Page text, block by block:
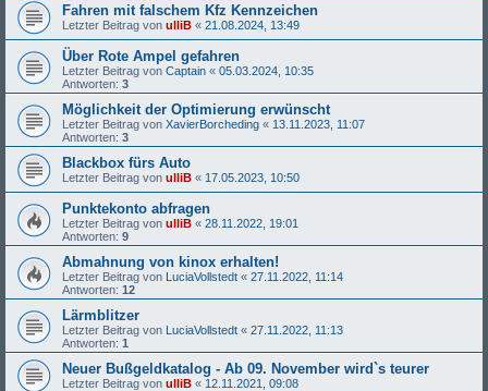
Fahren mit falschem Kfz Kennzeichen
Letzter Beitrag von ulliB « 21.08.2024, 13:49
Über Rote Ampel gefahren
Letzter Beitrag von Captain « 05.03.2024, 10:35
Antworten: 3
Möglichkeit der Optimierung erwünscht
Letzter Beitrag von XavierBorcheding « 13.11.2023, 11:07
Antworten: 3
Blackbox fürs Auto
Letzter Beitrag von ulliB « 17.05.2023, 10:50
Punktekonto abfragen
Letzter Beitrag von ulliB « 28.11.2022, 19:01
Antworten: 9
Abmahnung von kinox erhalten!
Letzter Beitrag von LuciaVollstedt « 27.11.2022, 11:14
Antworten: 12
Lärmblitzer
Letzter Beitrag von LuciaVollstedt « 27.11.2022, 11:13
Antworten: 1
Neuer Bußgeldkatalog - Ab 09. November wird`s teurer
Letzter Beitrag von ulliB « 12.11.2021, 09:08